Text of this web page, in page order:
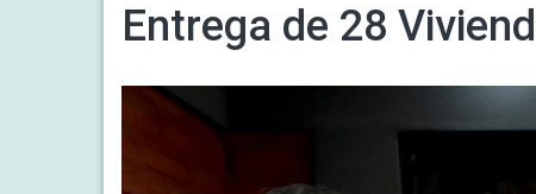
Entrega de 28